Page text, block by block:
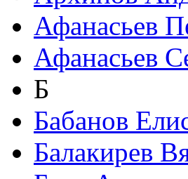
Афанасьев
Афанасьев
Б
Бабанов
Балакирев